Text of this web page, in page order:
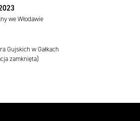
we Włodawie
Gujskich w Gałkach
zamknięta)